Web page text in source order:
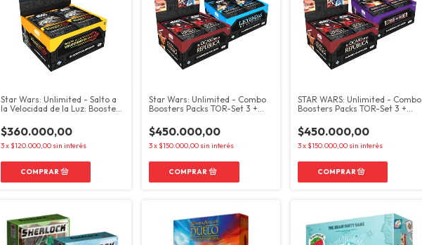
Star Wars: Unlimited - Salto a
la Velocidad de la Luz: Booster
$360.000,00
3x $120.000,00 sin interés
Star Wars: Unlimited - Combo
Boosters Packs TOR-Set 3 +
$450.000,00
3x $150.000,00 sin interés
STAR WARS: Unlimited - Combo
Boosters Packs TOR-Set 3 +
$450.000,00
3x $150.000,00 sin interés